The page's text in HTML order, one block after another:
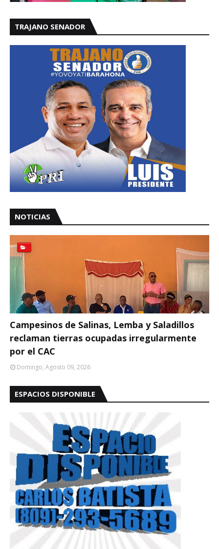
TRAJANO SENADOR
NOTICIAS
Campesinos de Salinas, Lemba y Saladillos
reclaman tierras ocupadas irregularmente
por el CAC
Domingo, Agosto 09, 2026
ESPACIOS DISPONIBLE